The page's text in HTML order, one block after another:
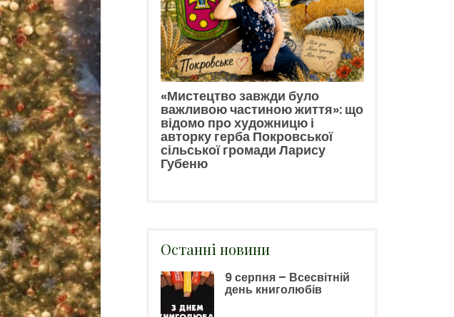
«Мистецтво завжди було
важливою частиною життя»: що
відомо про художницю і
авторку герба Покровської
сільської громади Ларису
Губеню
Останні новини
9 серпня – Всесвітній
день книголюбів